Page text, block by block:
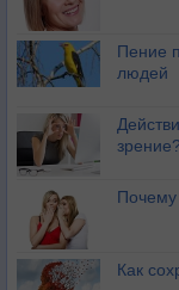
Пение
людей
зрение?
Как